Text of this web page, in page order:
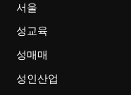
서울
성교육
성매매
성인산업